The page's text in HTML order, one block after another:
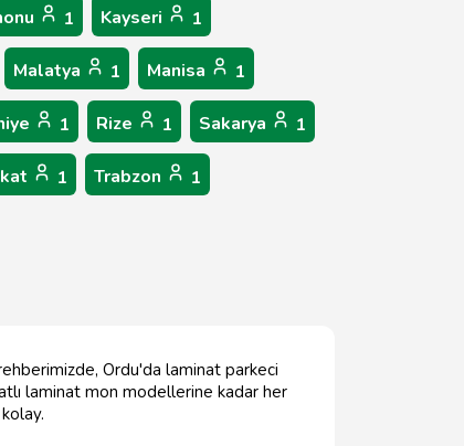
1 Kayseri 1
Malatya 1 Manisa 1
1 Rize 1 Sakarya 1
1 Trabzon 1
Ordu'da laminat parkeci
laminat mon modellerine kadar her